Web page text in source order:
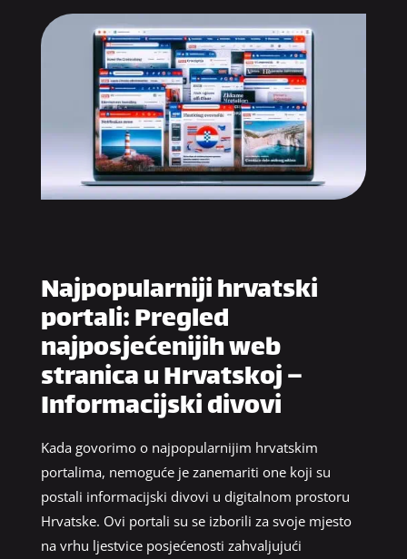
Najpopularniji hrvatski
portali: Pregled
najposjećenijih web
stranica u Hrvatskoj –
Informacijski divovi
Kada govorimo o najpopularnijim hrvatskim
portalima, nemoguće je zanemariti one koji su
postali informacijski divovi u digitalnom prostoru
Hrvatske. Ovi portali su se izborili za svoje mjesto
na vrhu ljestvice posjećenosti zahvaljujući